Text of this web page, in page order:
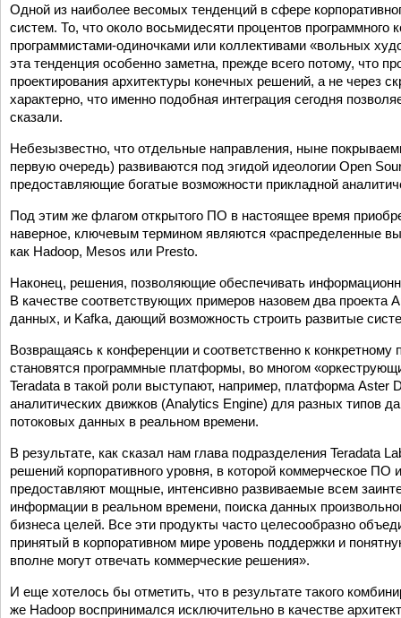
Одной из наиболее весомых тенденций в сфере
систем. То, что около восьмидесяти процентов
программистами-одиночками или коллективами «вольных
эта тенденция особенно заметна, прежде всего потому, что
проектирования архитектуры конечных решений, а не через
характерно, что именно подобная интеграция сегодня
сказали.
Небезызвестно, что отдельные направления, ныне
первую очередь) развиваются под эгидой идеологии Open
предоставляющие богатые возможности прикладной
Под этим же флагом открытого ПО в настоящее время
наверное, ключевым термином являются «распределенные
как Hadoop, Mesos или Presto.
Наконец, решения, позволяющие обеспечивать
В качестве соответствующих примеров назовем два проекта
данных, и Kafka, дающий возможность строить развитые
Возвращаясь к конференции и соответственно к
становятся программные платформы, во многом
Teradata в такой роли выступают, например, платформа
аналитических движков (Analytics Engine) для разных типов
потоковых данных в реальном времени.
В результате, как сказал нам глава подразделения Teradata
решений корпоративного уровня, в которой коммерческое
предоставляют мощные, интенсивно развиваемые всем
информации в реальном времени, поиска данных
бизнеса целей. Все эти продукты часто целесообразно
принятый в корпоративном мире уровень поддержки и
вполне могут отвечать коммерческие решения».
И еще хотелось бы отметить, что в результате такого
же Hadoop воспринимался исключительно в качестве